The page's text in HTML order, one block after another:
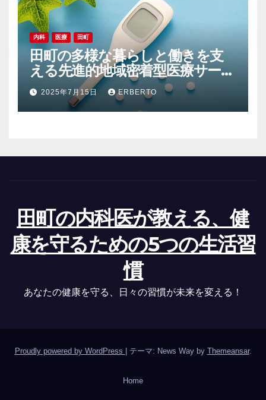
内科 医療 田町
田町の多様な暮らしと働きを支
える先進的地域密着型医療サービ
ス2025年7月15日 ERBERTO
田町の内科医が教える、健
康を守るための5つの生活習
慣
あなたの健康を守る、日々の習慣が未来を変える！
Proudly powered by WordPress テーマ: News Way by Themeansar.
Home